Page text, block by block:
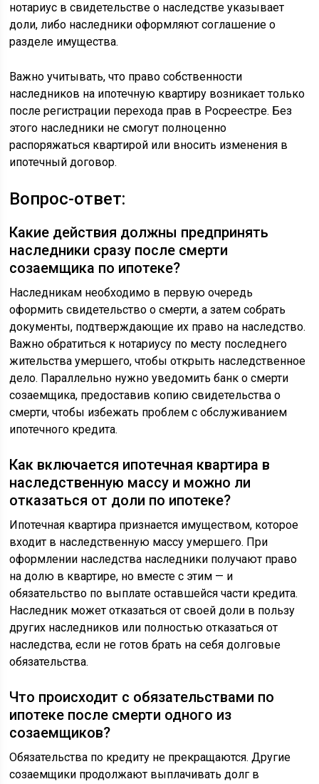
нотариус в свидетельстве о наследстве указывает
доли, либо наследники оформляют соглашение о
разделе имущества.
Важно учитывать, что право собственности
наследников на ипотечную квартиру возникает только
после регистрации перехода прав в Росреестре. Без
этого наследники не смогут полноценно
распоряжаться квартирой или вносить изменения в
ипотечный договор.
Вопрос-ответ:
Какие действия должны предпринять
наследники сразу после смерти
созаемщика по ипотеке?
Наследникам необходимо в первую очередь
оформить свидетельство о смерти, а затем собрать
документы, подтверждающие их право на наследство.
Важно обратиться к нотариусу по месту последнего
жительства умершего, чтобы открыть наследственное
дело. Параллельно нужно уведомить банк о смерти
созаемщика, предоставив копию свидетельства о
смерти, чтобы избежать проблем с обслуживанием
ипотечного кредита.
Как включается ипотечная квартира в
наследственную массу и можно ли
отказаться от доли по ипотеке?
Ипотечная квартира признается имуществом, которое
входит в наследственную массу умершего. При
оформлении наследства наследники получают право
на долю в квартире, но вместе с этим — и
обязательство по выплате оставшейся части кредита.
Наследник может отказаться от своей доли в пользу
других наследников или полностью отказаться от
наследства, если не готов брать на себя долговые
обязательства.
Что происходит с обязательствами по
ипотеке после смерти одного из
созаемщиков?
Обязательства по кредиту не прекращаются. Другие
созаемщики продолжают выплачивать долг в